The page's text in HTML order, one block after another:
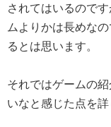
されてはいるので
ムよりかは長めな
るとは思います。
それではゲームの
いなと感じた点を